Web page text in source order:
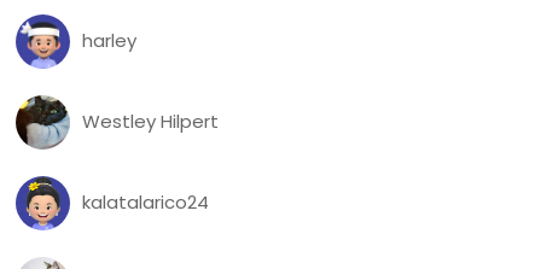
harley
Westley Hilpert
kalatalarico24